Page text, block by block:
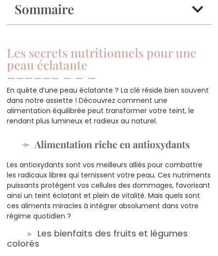
Sommaire
Les secrets nutritionnels pour une
peau éclatante
En quête d’une peau éclatante ? La clé réside bien souvent
dans notre assiette ! Découvrez comment une
alimentation équilibrée peut transformer votre teint, le
rendant plus lumineux et radieux au naturel.
Alimentation riche en antioxydants
Les antioxydants sont vos meilleurs alliés pour combattre
les radicaux libres qui ternissent votre peau. Ces nutriments
puissants protègent vos cellules des dommages, favorisant
ainsi un teint éclatant et plein de vitalité. Mais quels sont
ces aliments miracles à intégrer absolument dans votre
régime quotidien ?
Les bienfaits des fruits et légumes
colorés